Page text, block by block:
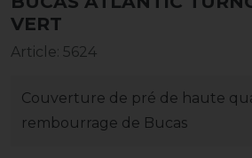
VERT
Article: 5624
Couverture de pré de haute
rembourrage de Bucas